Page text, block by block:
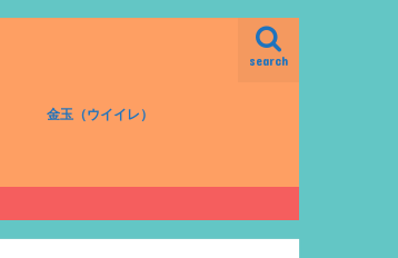
search
金玉（ウイイレ）